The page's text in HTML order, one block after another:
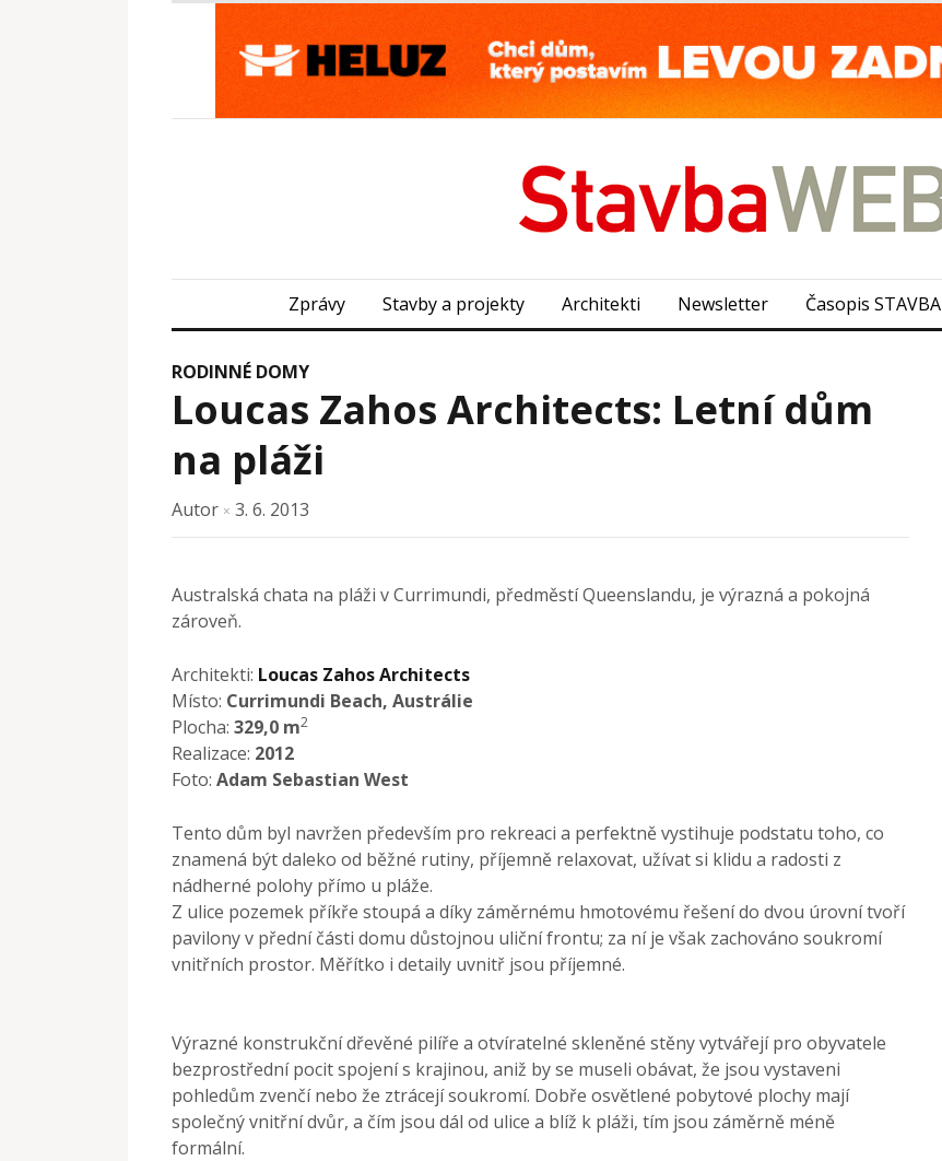
Zprávy Stavby a projekty Architekti Newsletter Časopis STAVBA
RODINNÉ DOMY
Loucas Zahos Architects: Letní dům
na pláži
Autor × 3. 6. 2013
Australská chata na pláži v Currimundi, předměstí Queenslandu, je výrazná a pokojná
zároveň.
Architekti: Loucas Zahos Architects
Místo: Currimundi Beach, Austrálie
Plocha: 329,0 m2
Realizace: 2012
Foto: Adam Sebastian West
Tento dům byl navržen především pro rekreaci a perfektně vystihuje podstatu toho, co
znamená být daleko od běžné rutiny, příjemně relaxovat, užívat si klidu a radosti z
nádherné polohy přímo u pláže.
Z ulice pozemek příkře stoupá a díky záměrnému hmotovému řešení do dvou úrovní tvoří
pavilony v přední části domu důstojnou uliční frontu; za ní je však zachováno soukromí
vnitřních prostor. Měřítko i detaily uvnitř jsou příjemné.
Výrazné konstrukční dřevěné pilíře a otvíratelné skleněné stěny vytvářejí pro obyvatele
bezprostřední pocit spojení s krajinou, aniž by se museli obávat, že jsou vystaveni
pohledům zvenčí nebo že ztrácejí soukromí. Dobře osvětlené pobytové plochy mají
společný vnitřní dvůr, a čím jsou dál od ulice a blíž k pláži, tím jsou záměrně méně
formální.